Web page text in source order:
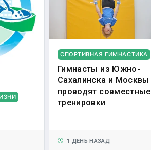
СПОРТИВНАЯ ГИМНАСТИКА
Гимнасты из Южно-
Сахалинска и Москвы
проводят совместные
тренировки
1 ДЕНЬ НАЗАД